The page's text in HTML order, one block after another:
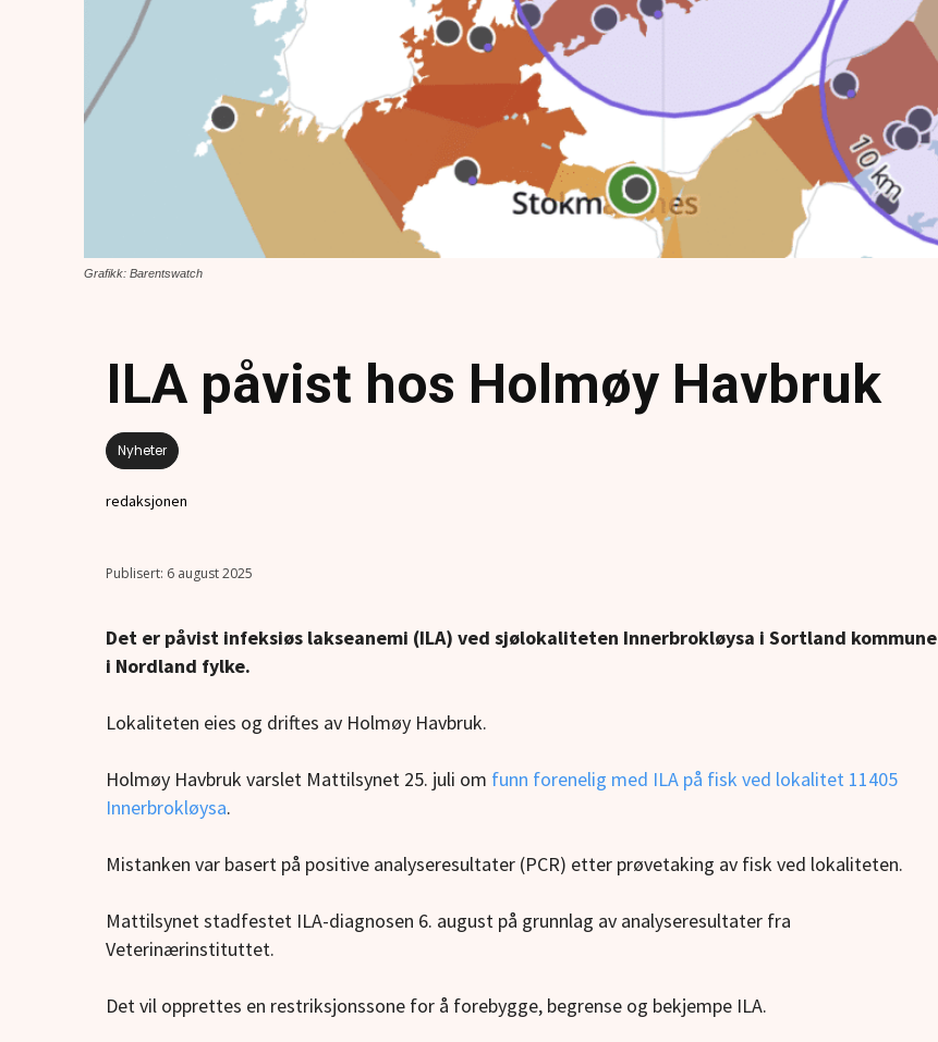
Grafikk: Barentswatch
ILA påvist hos Holmøy Havbruk
Nyheter
redaksjonen
6 august 2025
Det er påvist infeksiøs lakseanemi (ILA) ved sjølokaliteten Innerbrokløysa i Sortland kommune
i Nordland fylke.
Lokaliteten eies og driftes av Holmøy Havbruk.
Holmøy Havbruk varslet Mattilsynet 25. juli om funn forenelig med ILA på fisk ved lokalitet 11405
Innerbrokløysa.
Mistanken var basert på positive analyseresultater (PCR) etter prøvetaking av fisk ved lokaliteten.
Mattilsynet stadfestet ILA-diagnosen 6. august på grunnlag av analyseresultater fra
Veterinærinstituttet.
Det vil opprettes en restriksjonssone for å forebygge, begrense og bekjempe ILA.